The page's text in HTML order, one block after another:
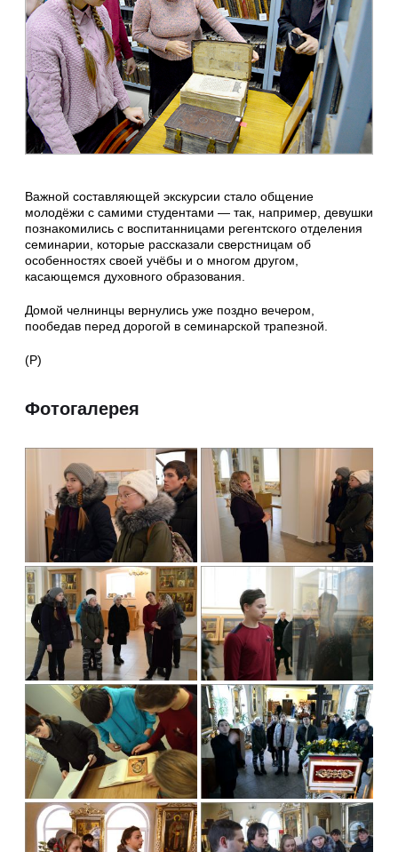
Важной составляющей экскурсии стало общение
молодёжи с самими студентами — так, например, девушки
познакомились с воспитанницами регентского отделения
семинарии, которые рассказали сверстницам об
особенностях своей учёбы и о многом другом,
касающемся духовного образования.
Домой челнинцы вернулись уже поздно вечером,
пообедав перед дорогой в семинарской трапезной.
(Р)
Фотогалерея